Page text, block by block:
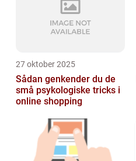
27 oktober 2025
Sådan genkender du de
små psykologiske tricks i
online shopping